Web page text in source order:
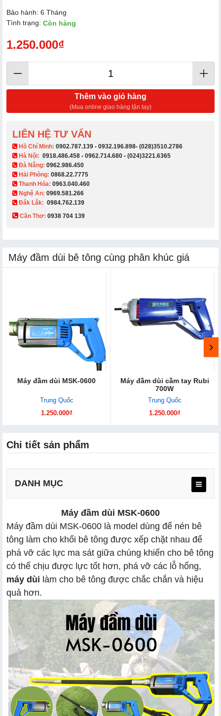
Bảo hành: 6 Tháng
Tình trạng: Còn hàng
1.250.000₫
Thêm vào giỏ hàng
(Mua online giao hàng tận tay)
LIÊN HỆ TƯ VẤN
​ Hồ Chí Minh: 0902.787.139 - 0932.196.898- (028)3510.2786
Hà Nội: 0918.486.458 - 0962.714.680 - (024)3221.6365
Đà Nẵng: 0962.986.450
Hải Phòng: 0868.22.7775
Thanh Hóa: 0963.040.460
Nghệ An: 0969.581.266
Đắk Lắk: 0984.762.139
Cần Thơ: 0938 704 139​
Máy đầm dùi bê tông cùng phân khúc giá
Máy đầm dùi MSK-0600
Trung Quốc
1.250.000₫
Máy đầm dùi cầm tay Rubi
700W
Trung Quốc
1.250.000₫
Chi tiết sản phẩm
DANH MỤC
Máy đầm dùi MSK-0600
Máy đầm dùi MSK-0600 là model dùng để nén bê
tông làm cho khối bê tông được xếp chặt nhau để
phá vỡ các lực ma sát giữa chúng khiến cho bê tông
có thể chịu được lực tốt hơn, phá vỡ các lỗ hổng,
máy dùi làm cho bê tông được chắc chắn và hiệu
quả hơn.